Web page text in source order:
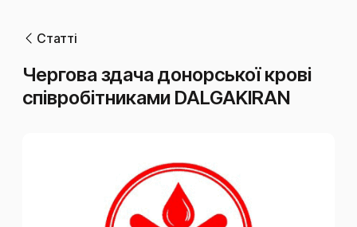
Статті
Чергова здача донорської крові
співробітниками DALGAKIRAN